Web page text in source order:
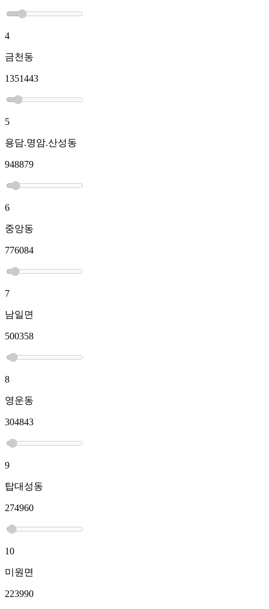
4
금천동
1351443
5
용담.명암.산성동
948879
6
중앙동
776084
7
남일면
500358
8
영운동
304843
9
탑대성동
274960
10
미원면
223990